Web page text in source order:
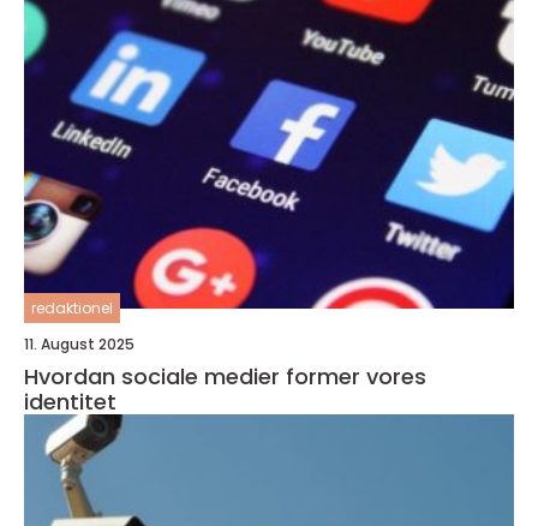
redaktionel
11. August 2025
Hvordan sociale medier former vores
identitet